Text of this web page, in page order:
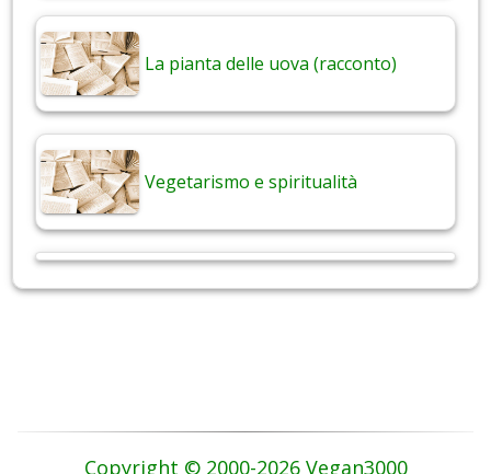
La pianta delle uova (racconto)
Vegetarismo e spiritualità
Copyright © 2000-2026 Vegan3000